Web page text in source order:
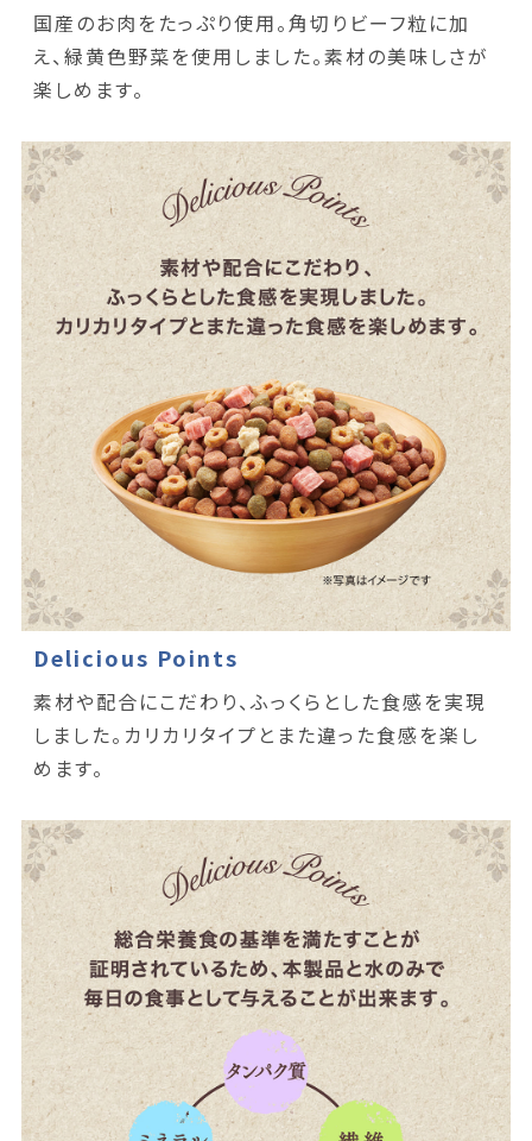
国産のお肉をたっぷり使用。角切りビーフ粒に加
え、緑黄色野菜を使用しました。素材の美味しさが
楽しめます。
Delicious Points
素材や配合にこだわり、ふっくらとした食感を実現
しました。カリカリタイプとまた違った食感を楽し
めます。